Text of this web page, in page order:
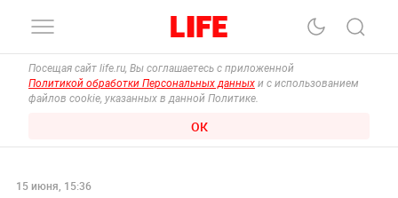
Посещая сайт life.ru, Вы соглашаетесь с приложенной
Политикой обработки Персональных данных и с использованием
файлов cookie, указанных в данной Политике.
ОК
15 июня, 15:36